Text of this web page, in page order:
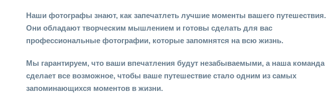
Наши фотографы знают, как запечатлеть лучшие моменты вашего путешествия.
Они обладают творческим мышлением и готовы сделать для вас
профессиональные фотографии, которые запомнятся на всю жизнь.
Мы гарантируем, что ваши впечатления будут незабываемыми, а наша команда
сделает все возможное, чтобы ваше путешествие стало одним из самых
запоминающихся моментов в жизни.